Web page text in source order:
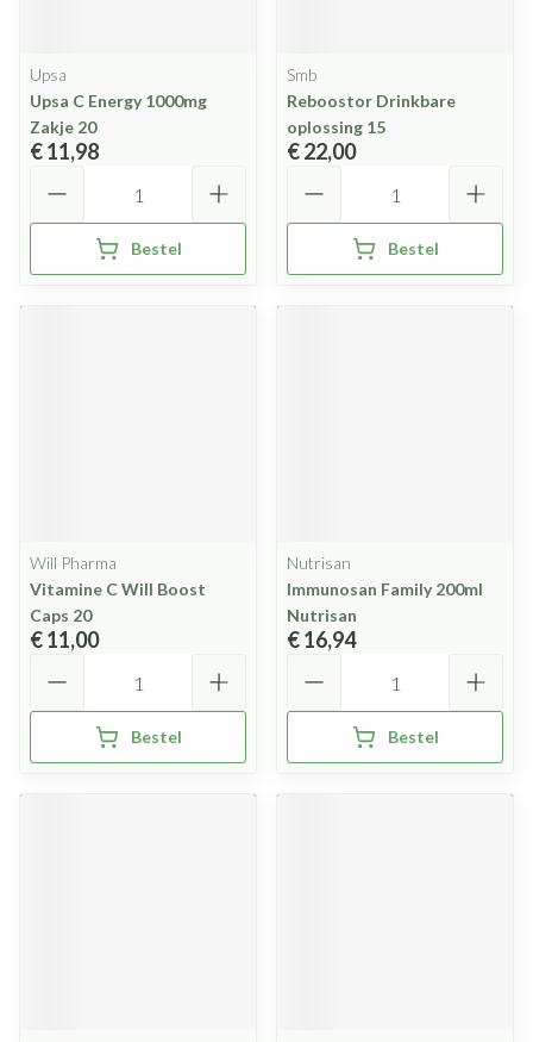
Upsa
Upsa C Energy 1000mg
Zakje 20
€ 11,98
Bestel
Smb
Reboostor Drinkbare
oplossing 15
€ 22,00
Bestel
Will Pharma
Vitamine C Will Boost
Caps 20
€ 11,00
Bestel
Nutrisan
Immunosan Family 200ml
Nutrisan
€ 16,94
Bestel